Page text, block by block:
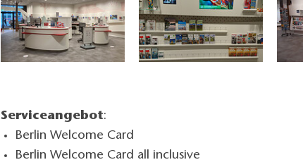
Serviceangebot:
Berlin Welcome Card
Berlin Welcome Card all inclusive